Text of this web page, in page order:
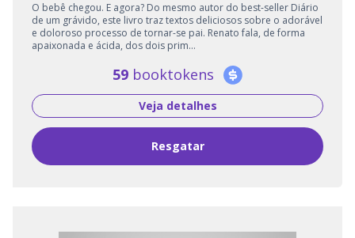
O bebê chegou. E agora? Do mesmo autor do best-seller Diário
de um grávido, este livro traz textos deliciosos sobre o adorável
e doloroso processo de tornar-se pai. Renato fala, de forma
apaixonada e ácida, dos dois prim...
59 booktokens
Veja detalhes
Resgatar